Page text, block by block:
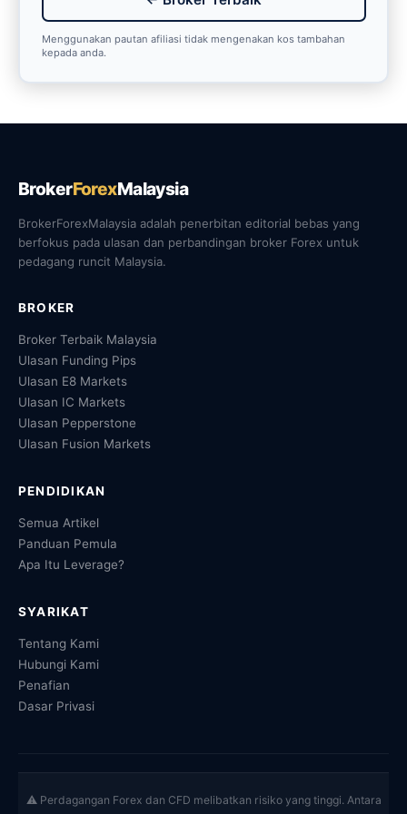
Menggunakan pautan afiliasi tidak mengenakan kos tambahan
kepada anda.
BrokerForexMalaysia
BrokerForexMalaysia adalah penerbitan editorial bebas yang
berfokus pada ulasan dan perbandingan broker Forex untuk
pedagang runcit Malaysia.
BROKER
Broker Terbaik Malaysia
Ulasan Funding Pips
Ulasan E8 Markets
Ulasan IC Markets
Ulasan Pepperstone
Ulasan Fusion Markets
PENDIDIKAN
Semua Artikel
Panduan Pemula
Apa Itu Leverage?
SYARIKAT
Tentang Kami
Hubungi Kami
Penafian
Dasar Privasi
⚠ Perdagangan Forex dan CFD melibatkan risiko yang tinggi. Antara